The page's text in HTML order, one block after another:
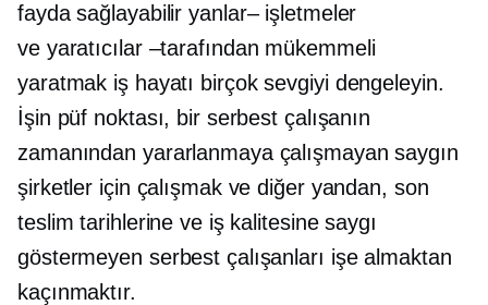
fayda sağlayabiliryanlar–işletmeler
ve yaratıcılar –tarafından mükemmeli
yaratmak iş hayatı birçok sevgiyi dengeleyin.
İşin püf noktası, bir serbest çalışanın
zamanından yararlanmaya çalışmayan saygın
şirketler için çalışmak ve diğer yandan, son
teslim tarihlerine ve iş kalitesine saygı
göstermeyen serbest çalışanları işe almaktan
kaçınmaktır.